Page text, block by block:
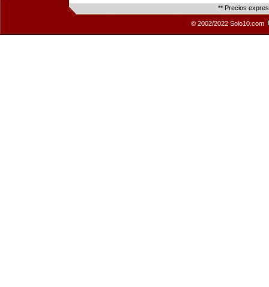
** Precios
© 2002/2022 Solo10.com